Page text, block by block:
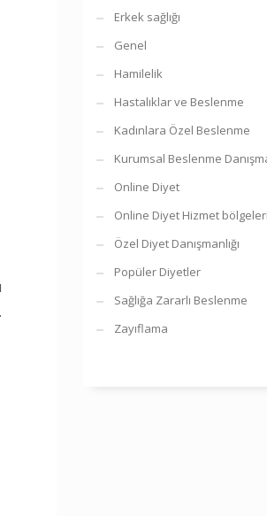
Erkek sağlığı
Genel
Hamilelik
Hastalıklar ve Beslenme
Kadınlara Özel Beslenme
Kurumsal Beslenme
Online Diyet
Online Diyet Hizmet
Özel Diyet Danışmanlığı
Popüler Diyetler
Sağlığa Zararlı Beslenme
Zayıflama